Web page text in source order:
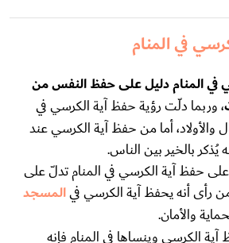
في المنام
في المنام دليل على حفظ النفس من
، وربما دلّت رؤية حفظ آية الكرسي في
والأولاد، أما من حفظ آية الكرسي عند
يُذكر بالخير بين الناس.
على حفظ آية الكرسي في المنام تدلّ على
رأى أنه يحفظ آية الكرسي فيالمسجد
والأمان.
الكرسي وينساها في المنام فإنه